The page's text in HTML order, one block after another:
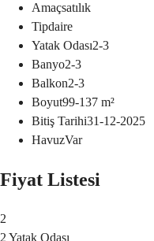
Amaçsatılık
Tipdaire
Yatak Odası2-3
Banyo2-3
Balkon2-3
Boyut99-137 m²
Bitiş Tarihi31-12-2025
HavuzVar
Fiyat Listesi
2
2 Yatak Odası